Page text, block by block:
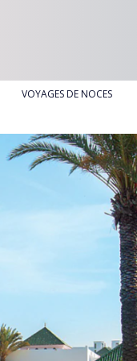
VOYAGES DE NOCES